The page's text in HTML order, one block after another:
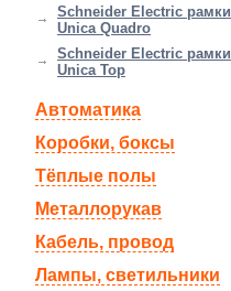
Schneider Electric рамки
Unica Quadro
Schneider Electric рамки
Unica Top
Автоматика
Коробки, боксы
Тёплые полы
Металлорукав
Кабель, провод
Лампы, светильники